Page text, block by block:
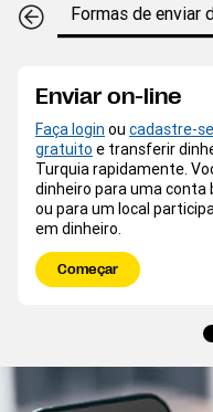
Formas de enviar
Enviar on-line
Faça login ou cadastre-
gratuito e transferir
Turquia rapidamente.
dinheiro para uma conta
ou para um local
em dinheiro.
Começar